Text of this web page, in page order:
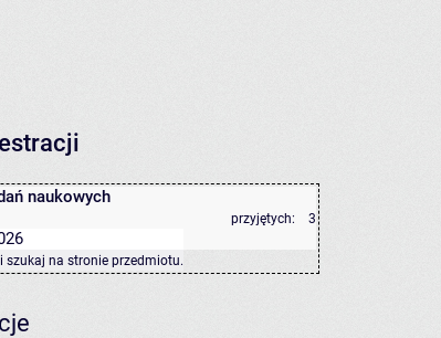
naukowych
przyjętych: 3
szukaj na stronie przedmiotu.